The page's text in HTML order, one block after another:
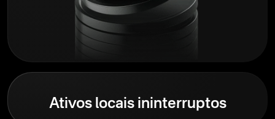
Ativos locais ininterruptos